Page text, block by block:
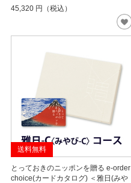
45,320 円（税込）
送料無料
とっておきのニッポンを贈る e-order
choice(カードカタログ) ＜雅日(みや